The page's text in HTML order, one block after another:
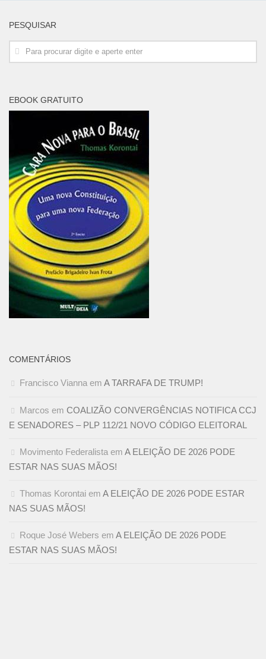
PESQUISAR
EBOOK GRATUITO
COMENTÁRIOS
Francisco Vianna em A TARRAFA DE TRUMP!
Marcos em COALIZÃO CONVERGÊNCIAS NOTIFICA CCJ
E SENADORES – PLP 112/21 NOVO CÓDIGO ELEITORAL
Movimento Federalista em A ELEIÇÃO DE 2026 PODE
ESTAR NAS SUAS MÃOS!
Thomas Korontai em A ELEIÇÃO DE 2026 PODE ESTAR
NAS SUAS MÃOS!
Roque José Webers em A ELEIÇÃO DE 2026 PODE
ESTAR NAS SUAS MÃOS!